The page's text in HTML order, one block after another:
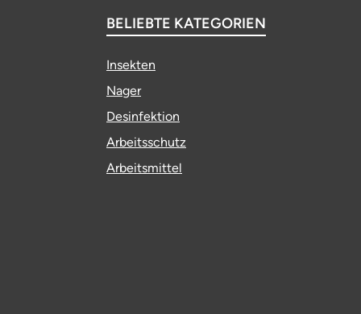
BELIEBTE KATEGORIEN
Insekten
Nager
Desinfektion
Arbeitsschutz
Arbeitsmittel